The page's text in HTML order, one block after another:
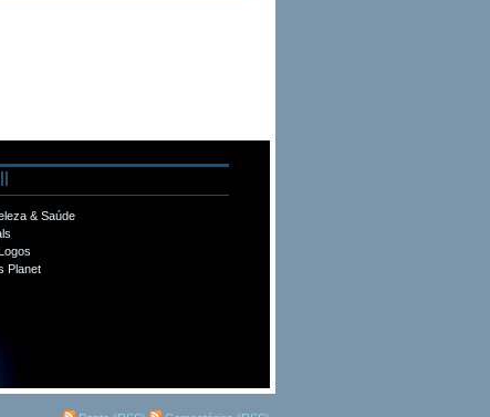
& Saúde
Planet